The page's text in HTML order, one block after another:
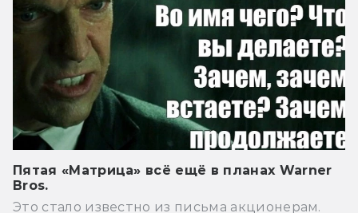
Пятая «Матрица» всё ещё в планах Warner
Bros.
Это стало известно из письма акционерам.